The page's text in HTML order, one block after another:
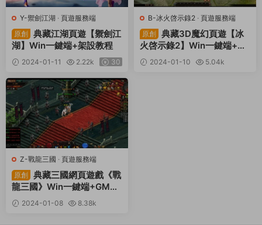
Y-禦劍江湖 · 頁遊服務端
原創
典藏江湖頁遊【禦劍江
湖】Win一鍵端+架設教程
2024-01-11 2.22k 30
B-冰火啓示錄2 · 頁遊服務端
原創
典藏3D魔幻頁遊【冰
火啓示錄2】Win一鍵端+架
設教程
2024-01-10
5.04k
Z-戰龍三國 · 頁遊服務端
原創
典藏三國網頁遊戲《戰
龍三國》Win一鍵端+GM充
值後台+架設教程
2024-01-08
8.38k